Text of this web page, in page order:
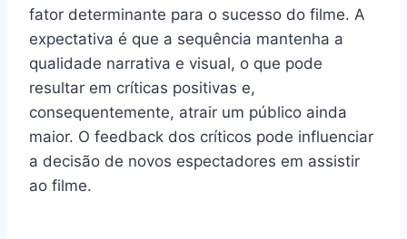
fator determinante para o sucesso do filme. A
expectativa é que a sequência mantenha a
qualidade narrativa e visual, o que pode
resultar em críticas positivas e,
consequentemente, atrair um público ainda
maior. O feedback dos críticos pode influenciar
a decisão de novos espectadores em assistir
ao filme.